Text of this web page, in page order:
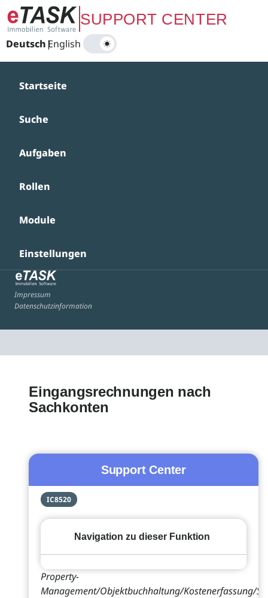
Zum Hauptinhalt springenSUPPORT CENTER
Deutsch|
English
Startseite
Suche
Aufgaben
Rollen
Module
Einstellungen
Impressum
Datenschutzinformation
Eingangsrechnungen nach
Sachkonten
Support Center
IC8520
Navigation zu dieser Funktion
Property-
Management/Objektbuchhaltung/Kostenerfassung/